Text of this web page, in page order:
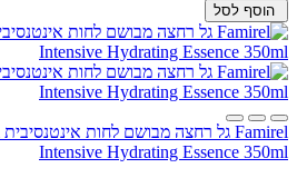
הוסף לסל
Intensive Hydrating Essence 350ml